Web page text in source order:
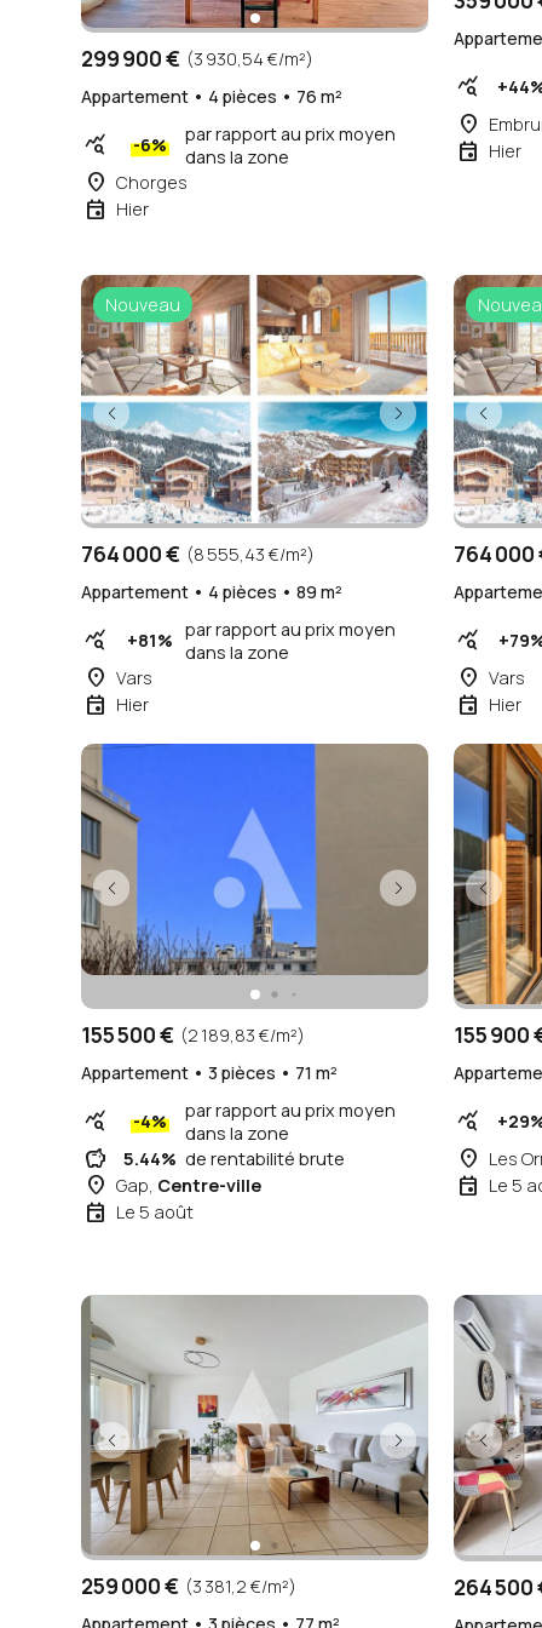
299 900 € (3 930,54 €/m²)
Appartement • 4 pièces • 76 m²
query_stats -6%
par rapport au prix moyen
dans la zone
place Chorges
event Hier
query_stats
place
event Hier
Nouveau
764 000 € (8 555,43 €/m²)
Appartement • 4 pièces • 89 m²
query_stats +81% par rapport au prix moyen
dans la zone
place Vars
event Hier
764 000
query_stats
place Vars
event Hier
155 500 € (2 189,83 €/m²)
Appartement • 3 pièces • 71 m²
query_stats -4%
par rapport au prix moyen
dans la zone
savings 5.44% de rentabilité brute
place Gap, Centre-ville
event Le 5 août
155 900
query_stats
place Les
event Le 5
259 000 € (3 381,2 €/m²)
264 500